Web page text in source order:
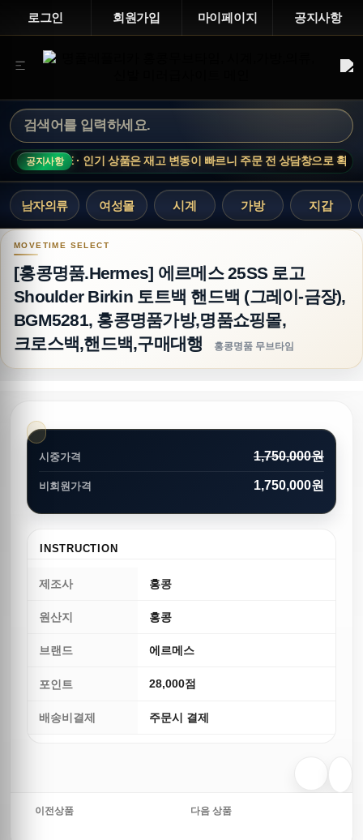
로그인 회원가입 마이페이지 공지사항
공지사항
NOTICE · 인기 상품은 재고 변동이 빠르니 주문 전 상담창으로 확인해
남자의류 여성몰 시계 가방 지갑
[홍콩명품.Hermes] 에르메스 25SS 로고
[홍콩명품.Hermes] 에르메스 25SS 로고
Shoulder Birkin 토트백 핸드백 (그레이-금장),
BGM5281, 홍콩명품가방,명품쇼핑몰,
크로스백,핸드백,구매대행
홍콩명품 무브타임
시중가격 1,750,000원
비회원가격 1,750,000원
INSTRUCTION
제조사 홍콩
원산지 홍콩
브랜드 에르메스
포인트 28,000점
배송비결제 주문시 결제
이전상품 다음 상품